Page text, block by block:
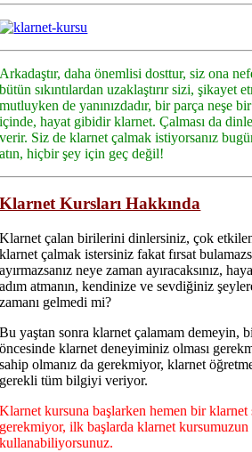
Arkadaştır, daha önemlisi dosttur, siz ona
bütün sıkıntılardan uzaklaştırır sizi, şikayet
mutluyken de yanınızdadır, bir parça neşe
içinde, hayat gibidir klarnet. Çalması da
verir. Siz de klarnet çalmak istiyorsanız
atın, hiçbir şey için geç değil!
Klarnet Kursları Hakkında
Klarnet çalan birilerini dinlersiniz, çok
klarnet çalmak istersiniz fakat fırsat
ayırmazsanız neye zaman ayıracaksınız,
adım atmanın, kendinize ve sevdiğiniz
zamanı gelmedi mi?
Bu yaştan sonra klarnet çalamam demeyin,
öncesinde klarnet deneyiminiz olması
sahip olmanız da gerekmiyor, klarnet
gerekli tüm bilgiyi veriyor.
Klarnet kursuna başlarken hemen bir klarnet
gerekmiyor, ilk başlarda klarnet
kullanabiliyorsunuz.